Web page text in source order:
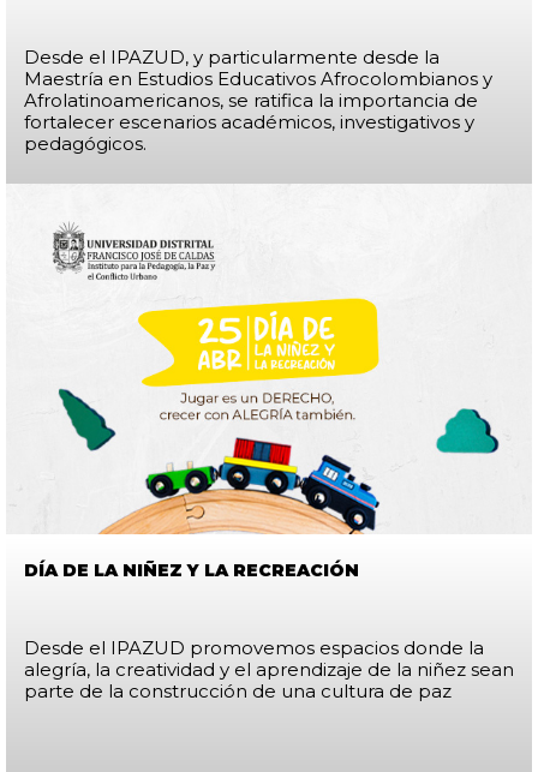
Desde el IPAZUD, y particularmente desde la
Maestría en Estudios Educativos Afrocolombianos y
Afrolatinoamericanos, se ratifica la importancia de
fortalecer escenarios académicos, investigativos y
pedagógicos.
DÍA DE LA NIÑEZ Y LA RECREACIÓN
Desde el IPAZUD promovemos espacios donde la
alegría, la creatividad y el aprendizaje de la niñez sean
parte de la construcción de una cultura de paz